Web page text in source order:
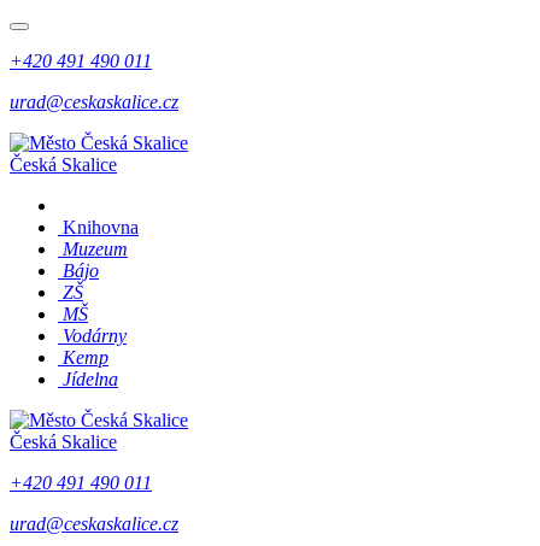
+420 491 490 011
urad@ceskaskalice.cz
Česká Skalice
Knihovna
Muzeum
Bájo
ZŠ
MŠ
Vodárny
Kemp
Jídelna
Česká Skalice
+420 491 490 011
urad@ceskaskalice.cz